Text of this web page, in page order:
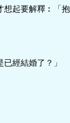
想起要解釋︰「
經結婚了？」